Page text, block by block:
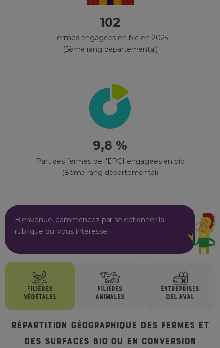
102
Fermes engagées en bio en 2025
(5ème rang départemental)
9,8 %
Part des fermes de l'EPCI engagées en bio
(8ème rang départemental)
Bienvenue, commencez par sélectionner la
rubrique qui vous intéresse
FILIÈRES
VÉGÉTALES
FILIÈRES
ANIMALES
ENTREPRISES
DEL'AVAL
Répartition géographique des fermes et
des surfaces bio ou en conversion